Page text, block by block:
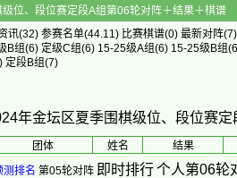
季围棋级位、段位赛定段A组
讯(32) 参赛名单(44.11) 比赛棋谱(0) 最新对阵(7)
B组(6) 定级C组(6) 15-25级A组(6) 15-25级B组
定段B组(7)
年金坛区夏季围棋级位、段位赛
团体 姓名 结果
测排名 第05轮对阵 即时排行个人第06轮